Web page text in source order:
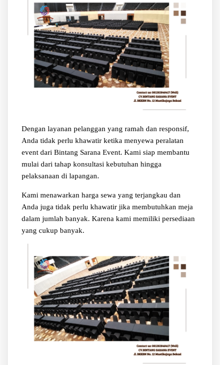
Dengan layanan pelanggan yang ramah dan responsif,
Anda tidak perlu khawatir ketika menyewa peralatan
event dari Bintang Sarana Event. Kami siap membantu
mulai dari tahap konsultasi kebutuhan hingga
pelaksanaan di lapangan.
Kami menawarkan harga sewa yang terjangkau dan
Anda juga tidak perlu khawatir jika membutuhkan meja
dalam jumlah banyak. Karena kami memiliki persediaan
yang cukup banyak.